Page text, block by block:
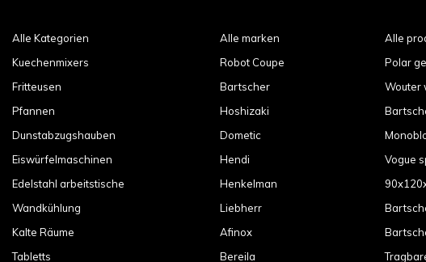
Alle Kategorien
Kuechenmixers
Fritteusen
Pfannen
Dunstabzugshauben
Eiswürfelmaschinen
Edelstahl arbeitstische
Wandkühlung
Kalte Räume
Tabletts
Alle marken
Robot Coupe
Bartscher
Hoshizaki
Dometic
Hendi
Henkelman
Liebherr
Afinox
Bereila
Alle
Polar
Wouter
Vogue